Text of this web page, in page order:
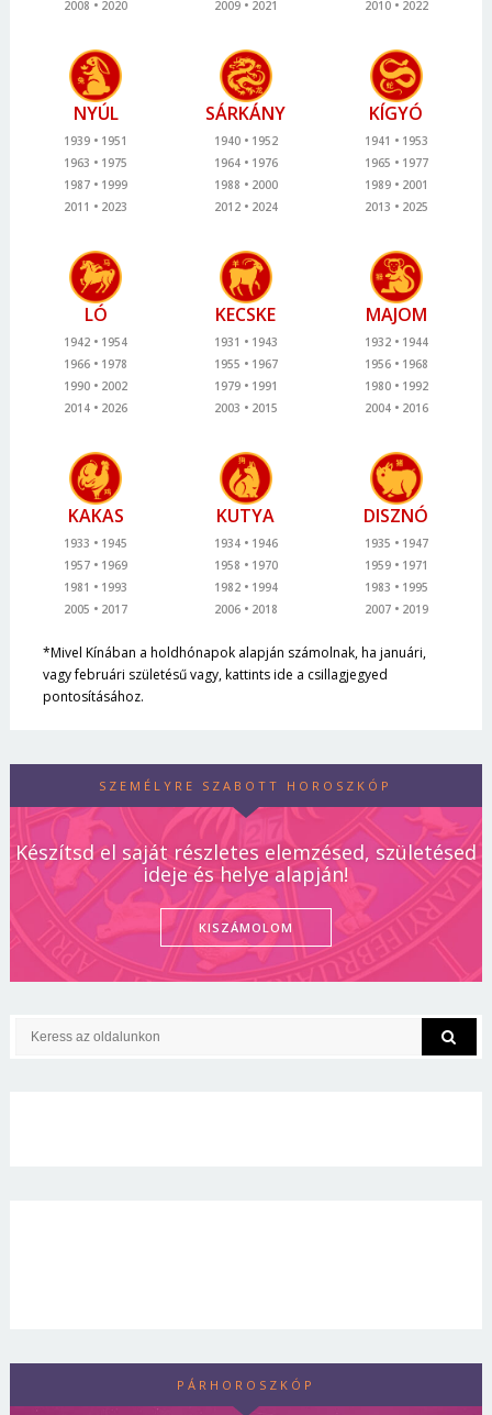
2008
2020
2009
2021
2010
2022
NYÚL
1939
1951
1963
1975
1987
1999
2011
2023
SÁRKÁNY
1940
1952
1964
1976
1988
2000
2012
2024
KÍGYÓ
1941
1953
1965
1977
1989
2001
2013
2025
LÓ
1942
1954
1966
1978
1990
2002
2014
2026
KECSKE
1931
1943
1955
1967
1979
1991
2003
2015
MAJOM
1932
1944
1956
1968
1980
1992
2004
2016
KAKAS
1933
1945
1957
1969
1981
1993
2005
2017
KUTYA
1934
1946
1958
1970
1982
1994
2006
2018
DISZNÓ
1935
1947
1959
1971
1983
1995
2007
2019
*Mivel Kínában a holdhónapok alapján számolnak, ha januári,
vagy februári születésű vagy, kattints ide a csillagjegyed
pontosításához.
SZEMÉLYRE SZABOTT HOROSZKÓP
Készítsd el saját részletes elemzésed, születésed
ideje és helye alapján!
KISZÁMOLOM
PÁRHOROSZKÓP